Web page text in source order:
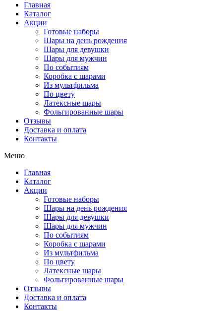
Главная
Каталог
Акции
Готовые наборы
Шары на день рождения
Шары для девушки
Шары для мужчин
По событиям
Коробка с шарами
Из мультфильма
По цвету
Латексные шары
Фольгированные шары
Отзывы
Доставка и оплата
Контакты
Меню
Главная
Каталог
Акции
Готовые наборы
Шары на день рождения
Шары для девушки
Шары для мужчин
По событиям
Коробка с шарами
Из мультфильма
По цвету
Латексные шары
Фольгированные шары
Отзывы
Доставка и оплата
Контакты